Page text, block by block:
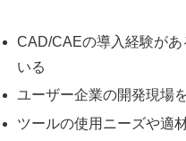
CAD/CAEの導入経験が
いる
ユーザー企業の開発現場
ツールの使用ニーズや適